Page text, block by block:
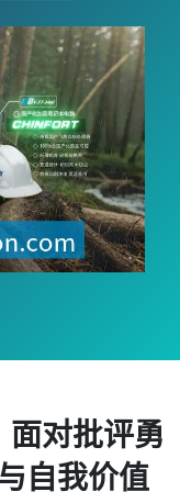
对批评勇
自我价值